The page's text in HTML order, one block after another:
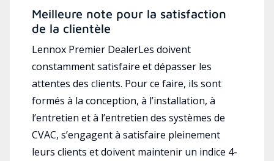
Meilleure note pour la satisfaction
de la clientèle
Lennox Premier DealerLes doivent
constamment satisfaire et dépasser les
attentes des clients. Pour ce faire, ils sont
formés à la conception, à l’installation, à
l’entretien et à l’entretien des systèmes de
CVAC, s’engagent à satisfaire pleinement
leurs clients et doivent maintenir un indice 4-